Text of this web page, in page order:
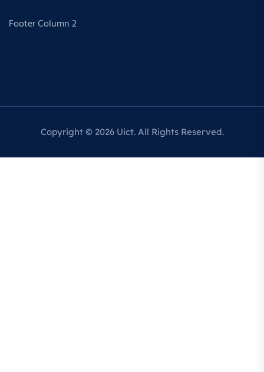
Footer Column 2
Copyright © 2026 Uict. All Rights Reserved.